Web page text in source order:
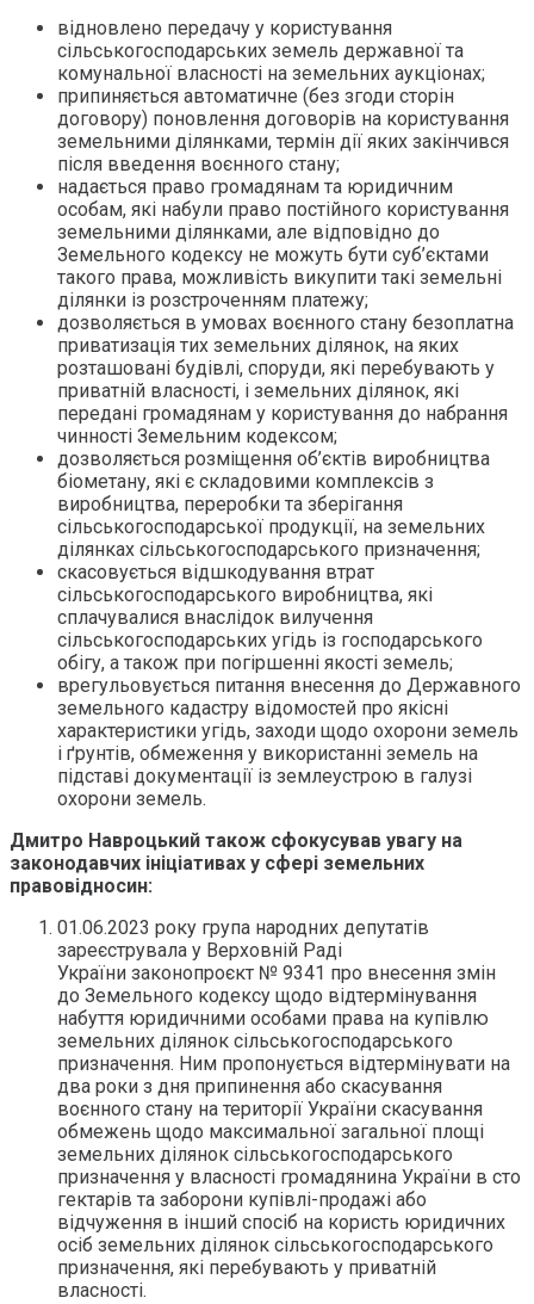
відновлено передачу у користування
сільськогосподарських земель державної та
комунальної власності на земельних аукціонах;
припиняється автоматичне (без згоди сторін
договору) поновлення договорів на користування
земельними ділянками, термін дії яких закінчився
після введення воєнного стану;
надається право громадянам та юридичним
особам, які набули право постійного користування
земельними ділянками, але відповідно до
Земельного кодексу не можуть бути суб’єктами
такого права, можливість викупити такі земельні
ділянки із розстроченням платежу;
дозволяється в умовах воєнного стану безоплатна
приватизація тих земельних ділянок, на яких
розташовані будівлі, споруди, які перебувають у
приватній власності, і земельних ділянок, які
передані громадянам у користування до набрання
чинності Земельним кодексом;
дозволяється розміщення об’єктів виробництва
біометану, які є складовими комплексів з
виробництва, переробки та зберігання
сільськогосподарської продукції, на земельних
ділянках сільськогосподарського призначення;
скасовується відшкодування втрат
сільськогосподарського виробництва, які
сплачувалися внаслідок вилучення
сільськогосподарських угідь із господарського
обігу, а також при погіршенні якості земель;
врегульовується питання внесення до Державного
земельного кадастру відомостей про якісні
характеристики угідь, заходи щодо охорони земель
і ґрунтів, обмеження у використанні земель на
підставі документації із землеустрою в галузі
охорони земель.
Дмитро Навроцький також сфокусував увагу на
законодавчих ініціативах у сфері земельних
правовідносин:
01.06.2023 року група народних депутатів
зареєструвала у Верховній Раді
України законопроєкт № 9341 про внесення змін
до Земельного кодексу щодо відтермінування
набуття юридичними особами права на купівлю
земельних ділянок сільськогосподарського
призначення. Ним пропонується відтермінувати на
два роки з дня припинення або скасування
воєнного стану на території України скасування
обмежень щодо максимальної загальної площі
земельних ділянок сільськогосподарського
призначення у власності громадянина України в сто
гектарів та заборони купівлі-продажі або
відчуження в інший спосіб на користь юридичних
осіб земельних ділянок сільськогосподарського
призначення, які перебувають у приватній
власності.